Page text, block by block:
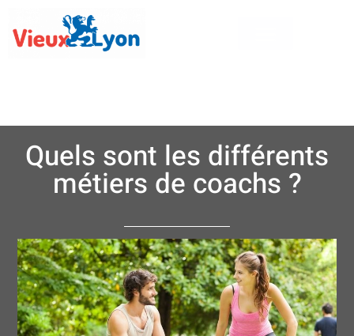
Quels sont les différents
métiers de coachs ?